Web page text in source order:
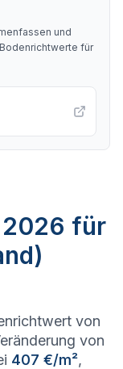
und
für
2026 für
von
von
407 €/m²,